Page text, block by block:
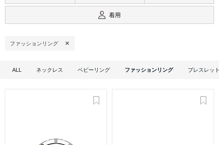
着用
ファッションリング
ALL ネックレス ベビーリング ファッションリング ブレスレッ